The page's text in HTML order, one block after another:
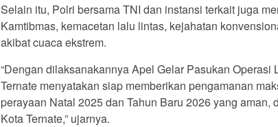
Selain itu, Polri bersama TNI dan instansi terkait juga
Kamtibmas, kemacetan lalu lintas, kejahatan
akibat cuaca ekstrem.
“Dengan dilaksanakannya Apel Gelar Pasukan
Ternate menyatakan siap memberikan pengamanan
perayaan Natal 2025 dan Tahun Baru 2026 yang aman,
Kota Ternate,” ujarnya.